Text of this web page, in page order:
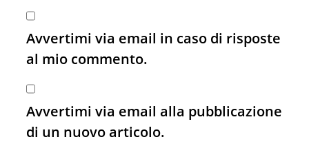
Avvertimi via email in caso di risposte
al mio commento.
Avvertimi via email alla pubblicazione
di un nuovo articolo.